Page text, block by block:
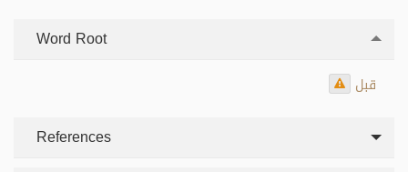
Word Root
قبل
References